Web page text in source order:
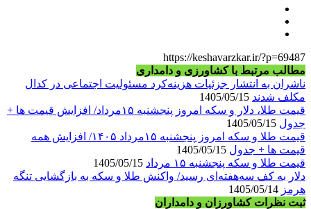
https://keshavarzkar.ir/?p=69487
مطالب مرتبط با کشاورزی و دامداری
ناشران به انتشار جزئیات هزینه‌کرد مسئولیت اجتماعی در کدال
مکلف شدند
قیمت طلا، دلار و سکه امروز پنجشنبه ۱۵مرداد/ افزایش قیمت ها +
جدول
قیمت طلا و سکه امروز پنجشنبه ۱۵مرداد ۱۴۰۵/ افزایش همه
قیمت ها + جدول
قیمت طلا و سکه پنجشنبه ۱۵ مرداد
دلار به کف سه‌هفته‌ای رسید/ واکنش طلا و سکه به بازگشایی تنگه
هرمز
ثبت نظرات کشاورزان و دامداران